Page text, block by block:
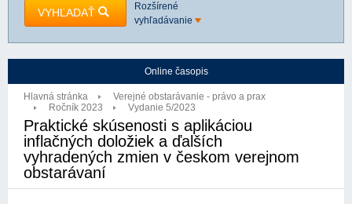
VYHĽADAŤ
Rozšírené
vyhľadávanie
Online časopis
Hlavná stránka
Verejné obstarávanie - právo a prax
Ročník 2023
Vydanie 5/2023
Praktické skúsenosti s aplikáciou
inflačných doložiek a ďalších
vyhradených zmien v českom verejnom
obstarávaní